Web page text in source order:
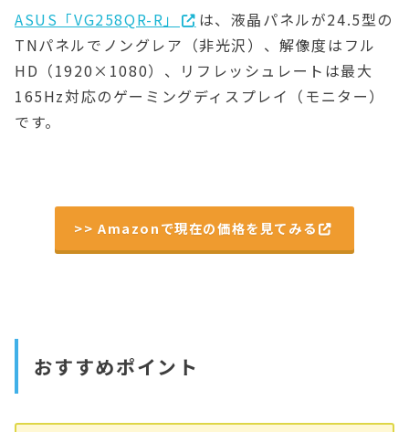
ASUS「VG258QR-R」
は、液晶パネルが24.5型の
TNパネルでノングレア（非光沢）、解像度はフル
HD（1920×1080）、リフレッシュレートは最大
165Hz対応のゲーミングディスプレイ（モニター）
です。
>> Amazonで現在の価格を見てみる
おすすめポイント